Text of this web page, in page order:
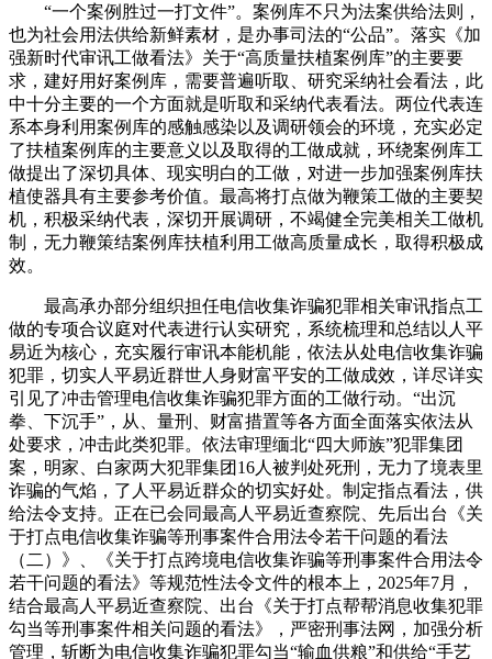
“一个案例胜过一打文件”。案例库不只为法案供给法则，
也为社会用法供给新鲜素材，是办事司法的“公品”。落实《加
强新时代审讯工做看法》关于“高质量扶植案例库”的主要要
求，建好用好案例库，需要普遍听取、研究采纳社会看法，此
中十分主要的一个方面就是听取和采纳代表看法。两位代表连
系本身利用案例库的感触感染以及调研领会的环境，充实必定
了扶植案例库的主要意义以及取得的工做成就，环绕案例库工
做提出了深切具体、现实明白的工做，对进一步加强案例库扶
植使器具有主要参考价值。最高将打点做为鞭策工做的主要契
机，积极采纳代表，深切开展调研，不竭健全完美相关工做机
制，无力鞭策结案例库扶植利用工做高质量成长，取得积极成
效。
最高承办部分组织担任电信收集诈骗犯罪相关审讯指点工
做的专项合议庭对代表进行认实研究，系统梳理和总结以人平
易近为核心，充实履行审讯本能机能，依法从处电信收集诈骗
犯罪，切实人平易近群世人身财富平安的工做成效，详尽详实
引见了冲击管理电信收集诈骗犯罪方面的工做行动。“出沉
拳、下沉手”，从、量刑、财富措置等各方面全面落实依法从
处要求，冲击此类犯罪。依法审理缅北“四大师族”犯罪集团
案，明家、白家两大犯罪集团16人被判处死刑，无力了境表里
诈骗的气焰，了人平易近群众的切实好处。制定指点看法，供
给法令支持。正在已会同最高人平易近查察院、先后出台《关
于打点电信收集诈骗等刑事案件合用法令若干问题的看法
（二）》、《关于打点跨境电信收集诈骗等刑事案件合用法令
若干问题的看法》等规范性法令文件的根本上，2025年7月，
结合最高人平易近查察院、出台《关于打点帮帮消息收集犯罪
勾当等刑事案件相关问题的看法》，严密刑事法网，加强分析
管理，斩断为电信收集诈骗犯罪勾当“输血供粮”和供给“手艺